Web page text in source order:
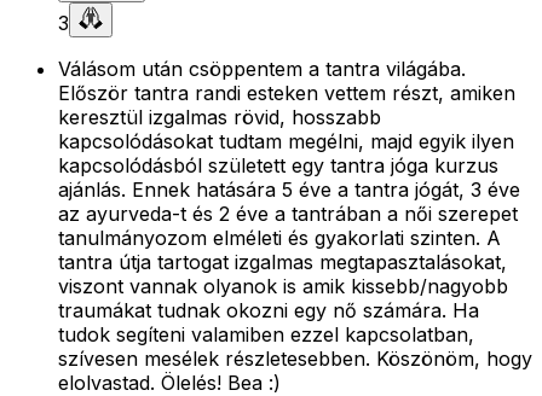
3
Válásom után csöppentem a tantra világába.
Először tantra randi esteken vettem részt, amiken
keresztül izgalmas rövid, hosszabb
kapcsolódásokat tudtam megélni, majd egyik ilyen
kapcsolódásból született egy tantra jóga kurzus
ajánlás. Ennek hatására 5 éve a tantra jógát, 3 éve
az ayurveda-t és 2 éve a tantrában a női szerepet
tanulmányozom elméleti és gyakorlati szinten. A
tantra útja tartogat izgalmas megtapasztalásokat,
viszont vannak olyanok is amik kissebb/nagyobb
traumákat tudnak okozni egy nő számára. Ha
tudok segíteni valamiben ezzel kapcsolatban,
szívesen mesélek részletesebben. Köszönöm, hogy
elolvastad. Ölelés! Bea :)